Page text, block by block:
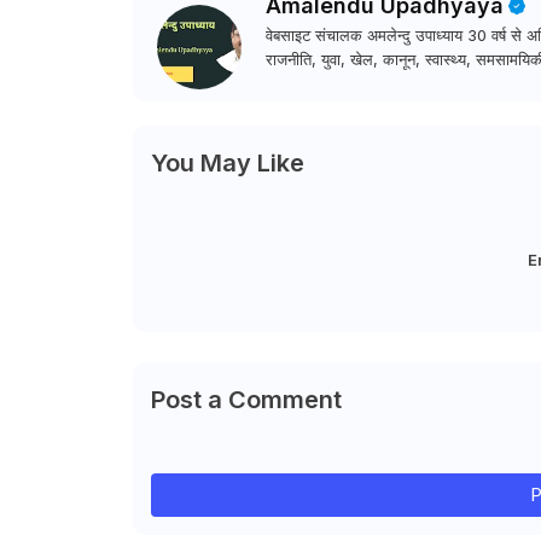
वेबसाइट संचालक अमलेन्दु उपाध्याय 30 वर्ष से
राजनीति, युवा, खेल, कानून, स्वास्थ्य,
You May Like
Post a Comment